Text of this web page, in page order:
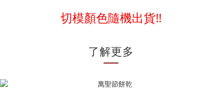
切模顏色隨機出貨!!
了解更多